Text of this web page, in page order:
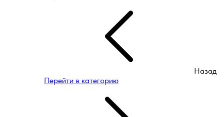
Назад
Перейти в категорию